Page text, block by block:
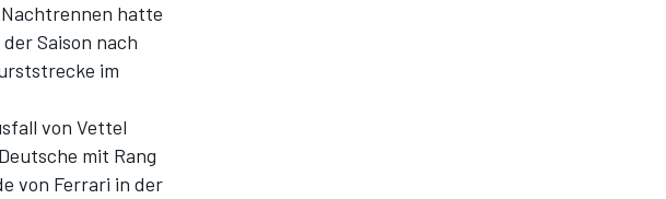
hatte
Saison nach
im
von Vettel
mit Rang
von Ferrari in der